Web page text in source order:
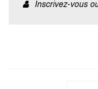
Inscrivez-vous